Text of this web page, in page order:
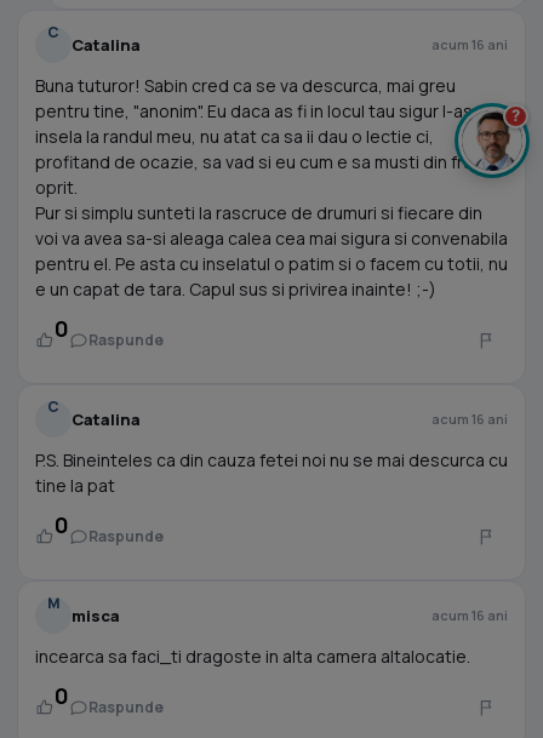
C
Catalina acum 16 ani
Buna tuturor! Sabin cred ca se va descurca, mai greu
pentru tine, "anonim". Eu daca as fi in locul tau sigur l-as
insela la randul meu, nu atat ca sa ii dau o lectie ci,
profitand de ocazie, sa vad si eu cum e sa musti din fructul
oprit.
Pur si simplu sunteti la rascruce de drumuri si fiecare din
voi va avea sa-si aleaga calea cea mai sigura si convenabila
pentru el. Pe asta cu inselatul o patim si o facem cu totii, nu
e un capat de tara. Capul sus si privirea inainte! ;-)
0 Raspunde
C
Catalina acum 16 ani
P.S. Bineinteles ca din cauza fetei noi nu se mai descurca cu
tine la pat
0 Raspunde
M
misca acum 16 ani
incearca sa faci_ti dragoste in alta camera altalocatie.
0 Raspunde
?